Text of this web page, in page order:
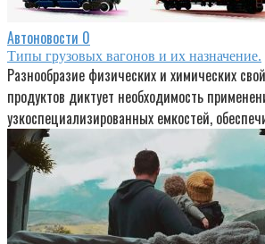
Автоновости 0
Типы грузовых вагонов и их назначение.
Разнообразие физических и химических
продуктов диктует необходимость
узкоспециализированных емкостей,